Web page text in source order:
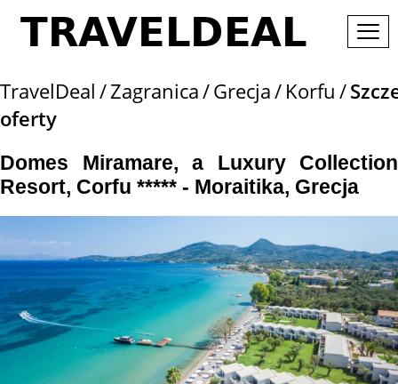
TravelDeal Zagranica Grecja Korfu
oferty
Domes Miramare, a Luxury Collection
Resort, Corfu ***** - Moraitika, Grecja